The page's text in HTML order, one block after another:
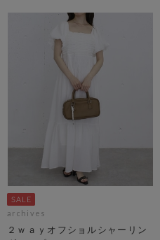
archives
２ｗａｙオフショルシャーリン